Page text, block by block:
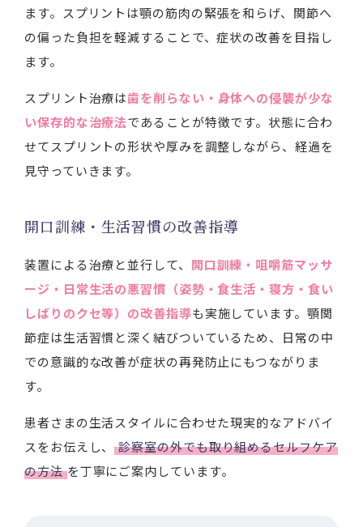
ます。スプリントは顎の筋肉の緊張を和らげ、関節へ
の偏った負担を軽減することで、症状の改善を目指し
ます。
スプリント治療は歯を削らない・身体への侵襲が少な
い保存的な治療法であることが特徴です。状態に合わ
せてスプリントの形状や厚みを調整しながら、経過を
見守っていきます。
開口訓練・生活習慣の改善指導
装置による治療と並行して、 開口訓練・咀嚼筋マッサ
ージ・日常生活の悪習慣（姿勢・食生活・寝方・食い
しばりのクセ等）の改善指導も実施しています。顎関
節症は生活習慣と深く結びついているため、日常の中
での意識的な改善が症状の再発防止にもつながりま
す。
患者さまの生活スタイルに合わせた現実的なアドバイ
スをお伝えし、 診察室の外でも取り組めるセルフケア
の方法 を丁寧にご案内しています。